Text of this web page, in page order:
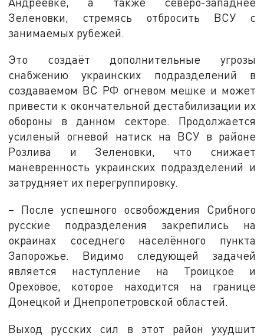
Зеленовки, стремясь отбросить ВСУ с
занимаемых рубежей.
Это создаёт дополнительные угрозы
снабжению украинских подразделений в
создаваемом ВС РФ огневом мешке и может
привести к окончательной дестабилизации их
обороны в данном секторе. Продолжается
усиленый огневой натиск на ВСУ в районе
Розлива и Зеленовки, что снижает
маневренность украинских подразделений и
затрудняет их перегруппировку.
– После успешного освобождения Срибного
русские подразделения закрепились на
окраинах соседнего населённого пункта
Запорожье. Видимо следующей задачей
является наступление на Троицкое и
Ореховое, которое находится на границе
Донецкой и Днепропетровской областей.
Выход русских сил в этот район ухудшит